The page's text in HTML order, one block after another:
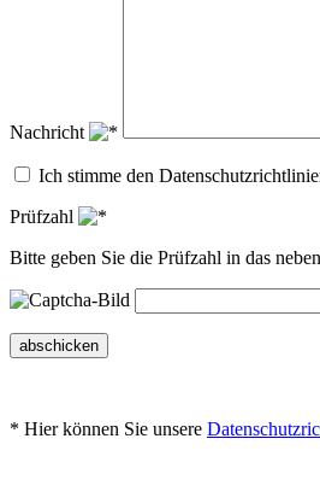
Nachricht
Ich stimme den
Prüfzahl
Bitte geben Sie die Prüfzahl in das
abschicken
* Hier können Sie unsere